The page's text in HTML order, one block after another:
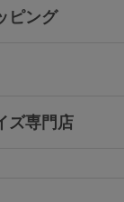
ピング
ズ専門店